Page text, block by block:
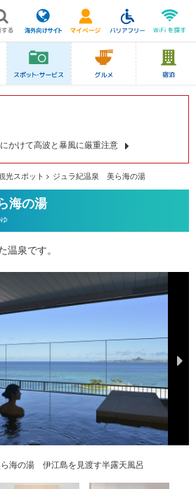
かけて高波と暴風に厳重注意
光スポット ジュラ紀温泉 美ら海の湯
海の湯
温泉です。
海の湯 伊江島を見渡す半露天風呂
美ら海の湯 100％源泉掛け流し
美ら海の湯 100％源泉掛け流し
ラ紀温泉 美ら海の湯
元牛乳と全自動マッサージ